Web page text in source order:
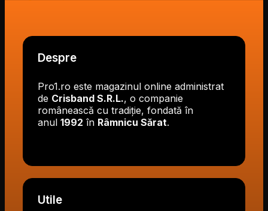
Despre
Pro1.ro este magazinul online administrat
de Crisband S.R.L., o companie
românească cu tradiție, fondată în
anul 1992 în Râmnicu Sărat.
Utile